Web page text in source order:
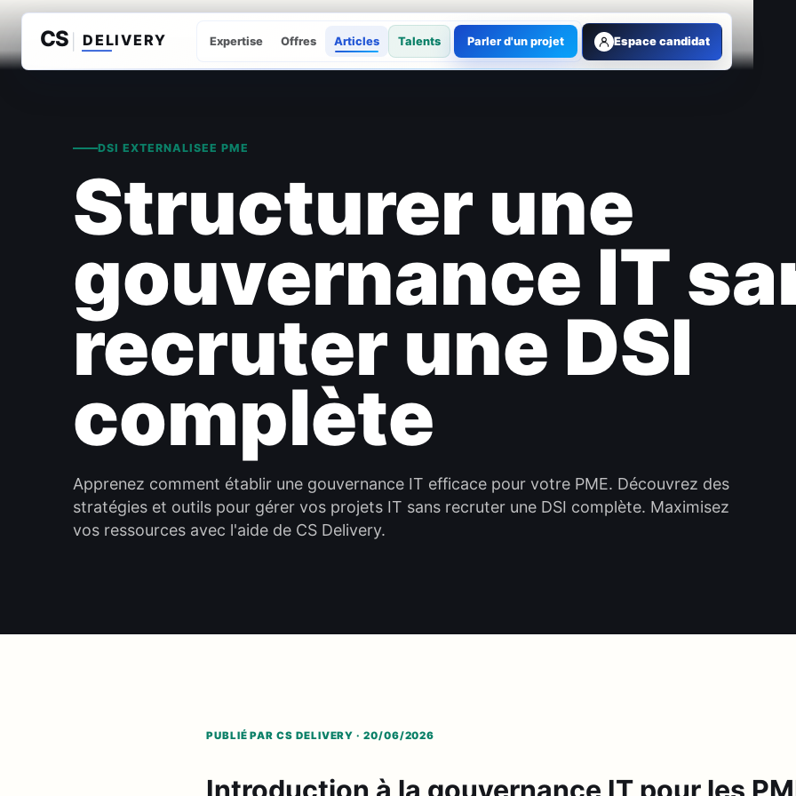
Expertise Offres Articles Talents Parler d'un projet Espace candidat
DSI EXTERNALISEE PME
Structurer une
gouvernance IT
recruter une DSI
complète
Apprenez comment établir une gouvernance IT efficace pour votre PME. Découvrez des
stratégies et outils pour gérer vos projets IT sans recruter une DSI complète. Maximisez
vos ressources avec l'aide de CS Delivery.
PUBLIÉ PAR CS DELIVERY · 20/06/2026